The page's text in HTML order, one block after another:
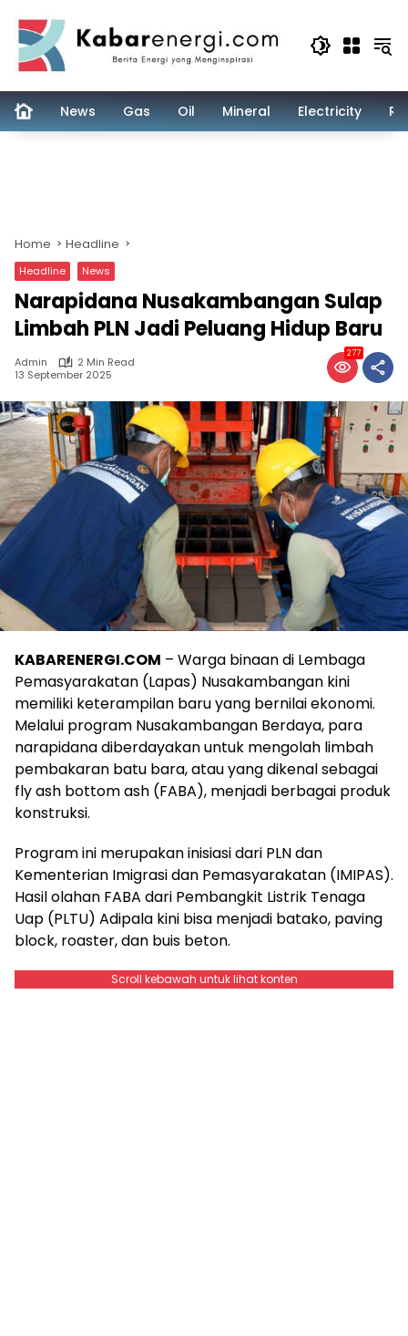
content
News Gas Oil Mineral Electricity
Home Headline
Headline News
Narapidana Nusakambangan Sulap
Limbah PLN Jadi Peluang Hidup Baru
Admin
2 Min Read
13 September 2025
277
KABARENERGI.COM – Warga binaan di Lembaga
Pemasyarakatan (Lapas) Nusakambangan kini
memiliki keterampilan baru yang bernilai ekonomi.
Melalui program Nusakambangan Berdaya, para
narapidana diberdayakan untuk mengolah limbah
pembakaran batu bara, atau yang dikenal sebagai
fly ash bottom ash (FABA), menjadi berbagai produk
konstruksi.
Program ini merupakan inisiasi dari PLN dan
Kementerian Imigrasi dan Pemasyarakatan (IMIPAS).
Hasil olahan FABA dari Pembangkit Listrik Tenaga
Uap (PLTU) Adipala kini bisa menjadi batako, paving
block, roaster, dan buis beton.
Scroll kebawah untuk lihat konten